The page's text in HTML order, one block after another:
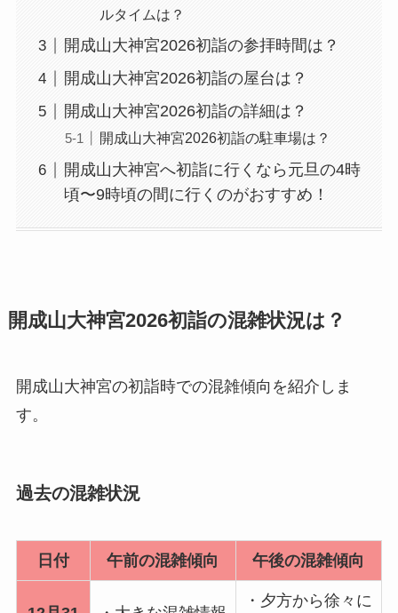
ルタイムは？
開成山大神宮2026初詣の参拝時間は？
開成山大神宮2026初詣の屋台は？
開成山大神宮2026初詣の詳細は？
開成山大神宮2026初詣の駐車場は？
開成山大神宮へ初詣に行くなら元旦の4時
頃〜9時頃の間に行くのがおすすめ！
開成山大神宮2026初詣の混雑状況は？
開成山大神宮の初詣時での混雑傾向を紹介しま
す。
過去の混雑状況
日付 午前の混雑傾向 午後の混雑傾向
・夕方から徐々に